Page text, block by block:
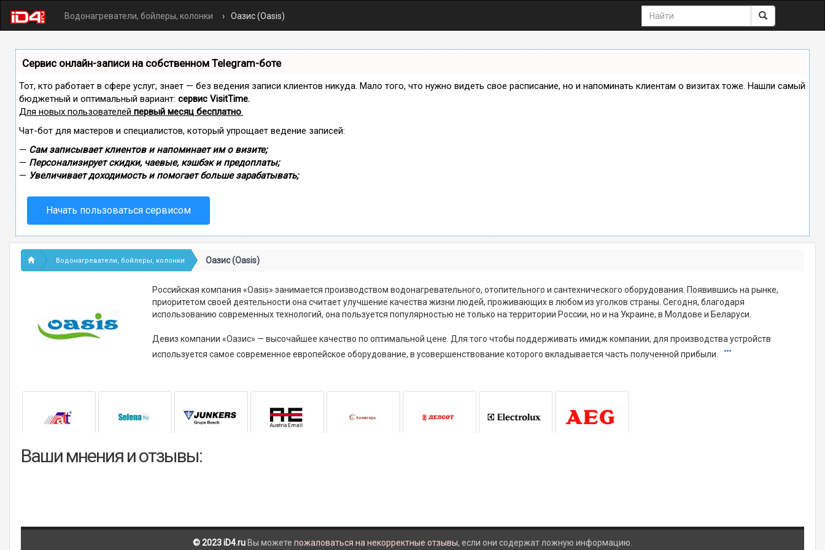
Водонагреватели, бойлеры, колонки Оазис (Oasis)
Сервис онлайн-записи на собственном Telegram-боте
Тот, кто работает в сфере услуг, знает — без ведения записи клиентов никуда. Мало того, что нужно видеть свое расписание, но и напоминать клиентам о визитах тоже. Нашли самый
бюджетный и оптимальный вариант: сервис VisitTime.
Для новых пользователей первый месяц бесплатно.
Чат-бот для мастеров и специалистов, который упрощает ведение записей:
— Сам записывает клиентов и напоминает им о визите;
— Персонализирует скидки, чаевые, кэшбэк и предоплаты;
— Увеличивает доходимость и помогает больше зарабатывать;
Начать пользоваться сервисом
Водонагреватели, бойлеры, колонки Оазис (Oasis)
Российская компания «Oasis» занимается производством водонагревательного, отопительного и сантехнического оборудования. Появившись на рынке,
приоритетом своей деятельности она считает улучшение качества жизни людей, проживающих в любом из уголков страны. Сегодня, благодаря
использованию современных технологий, она пользуется популярностью не только на территории России, но и на Украине, в Молдове и Беларуси.
Девиз компании «Оазис» — высочайшее качество по оптимальной цене. Для того чтобы поддерживать имидж компании, для производства устройств
используется самое современное европейское оборудование, в усовершенствование которого вкладывается часть полученной прибыли.
Ваши мнения и отзывы:
© 2023 iD4.ru Вы можете пожаловаться на некорректные отзывы, если они содержат ложную информацию.